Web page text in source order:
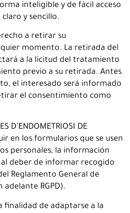
inteligible y de fácil acceso
y sencillo.
a retirar su
momento. La retirada del
a la licitud del tratamiento
previo a su retirada. Antes
el interesado será informado
el consentimiento como
D’ENDOMETRIOSI DE
en los formularios que se usen
personales, la información
deber de informar recogido
Reglamento General de
RGPD).
finalidad de adaptarse a la